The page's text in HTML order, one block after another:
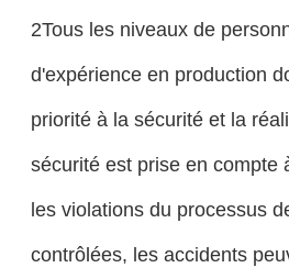
2Tous les niveaux de
d'expérience en production
priorité à la sécurité et la
sécurité est prise en compte
les violations du processus
contrôlées, les accidents